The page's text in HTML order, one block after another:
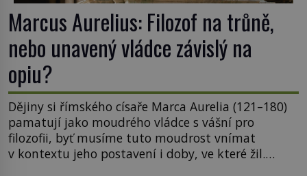
Marcus Aurelius: Filozof na trůně,
nebo unavený vládce závislý na
opiu?
Dějiny si římského císaře Marca Aurelia (121–180)
pamatují jako moudrého vládce s vášní pro
filozofii, byť musíme tuto moudrost vnímat
v kontextu jeho postavení i doby, ve které žil.